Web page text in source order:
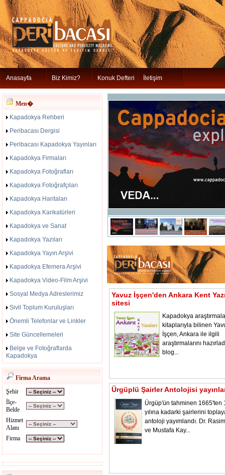
Anasayfa Biz Kimiz? Konuk Defteri İletişim
Men�
Kapadokya Rehberi
Peribacası Dergisi
Peribacası Kapadokya Yayınları
Kapadokya Firmaları
Kapadokya Fotoğrafları
Kapadokya Fotoğrafçıları
Kapadokya Haritaları
Kapadokya Karikatürleri
Kapadokya ve Sanat
Kapadokya Yazıları
Kapadokya Yayın Arşivi
Kapadokya Efemera Arşivi
Kapadokya Video-Film Arşivi
Sosyal Medya Adreslerimiz
Sivil Toplum Kuruluşları
Önemli Telefonlar ve Linkler
Site Güncellemeleri
Belge ve Fotoğraflarda
Kapadokya
Firma Arama
Şehir
İlçe-
Belde
Hizmet
Alanı
Firma
Yavuz İşçen'den Ankara Kent
sitesi
Kapadokya
kitaplarıyla bilinen
İşçen, Ankara ile ilgili
araştırmalarını
blog...
Ürgüplü Şairler Antolojisi
Ürgüp'ün tahminen 1665'ten
yılına kadarki şairlerini
antoloji yayımlandı. Dr.
ve Mustafa Kay...